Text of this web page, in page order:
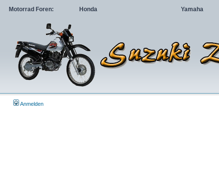
Motorrad Foren: Honda Yamaha
Anmelden